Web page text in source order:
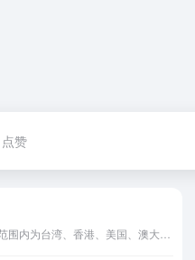
点赞